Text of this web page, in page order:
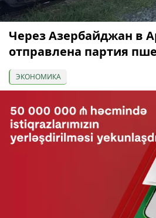
Через Азербайджан в
отправлена партия
ЭКОНОМИКА